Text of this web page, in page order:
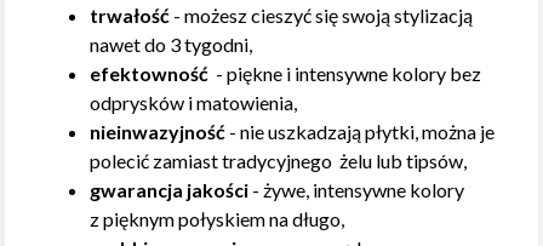
trwałość - możesz cieszyć się swoją stylizacją
nawet do 3 tygodni,
efektowność - piękne i intensywne kolory bez
odprysków i matowienia,
nieinwazyjność - nie uszkadzają płytki, można je
polecić zamiast tradycyjnego żelu lub tipsów,
gwarancja jakości - żywe, intensywne kolory
z pięknym połyskiem na długo,